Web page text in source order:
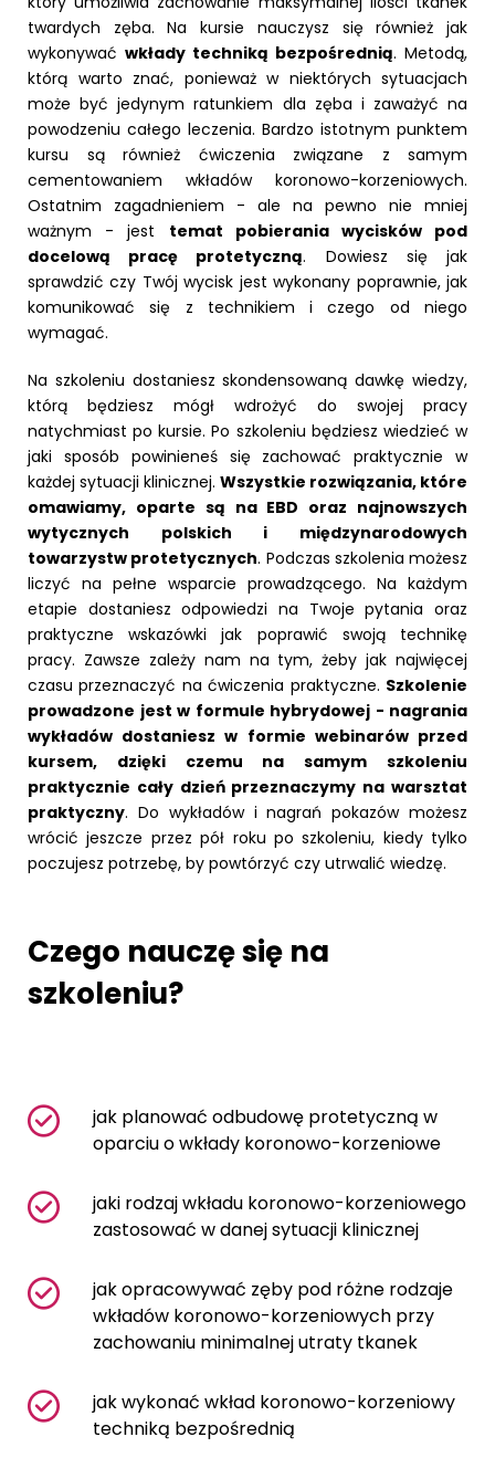
twardych zęba. Na kursie nauczysz się również jak
wykonywać wkłady techniką bezpośrednią. Metodą,
którą warto znać, ponieważ w niektórych sytuacjach
może być jedynym ratunkiem dla zęba i zaważyć na
powodzeniu całego leczenia. Bardzo istotnym punktem
kursu są również ćwiczenia związane z samym
cementowaniem wkładów koronowo-korzeniowych.
Ostatnim zagadnieniem - ale na pewno nie mniej
ważnym - jest temat pobierania wycisków pod
docelową pracę protetyczną. Dowiesz się jak
sprawdzić czy Twój wycisk jest wykonany poprawnie, jak
komunikować się z technikiem i czego od niego
wymagać.
Na szkoleniu dostaniesz skondensowaną dawkę wiedzy,
którą będziesz mógł wdrożyć do swojej pracy
natychmiast po kursie. Po szkoleniu będziesz wiedzieć w
jaki sposób powinieneś się zachować praktycznie w
każdej sytuacji klinicznej. Wszystkie rozwiązania, które
omawiamy, oparte są na EBD oraz najnowszych
wytycznych polskich i międzynarodowych
towarzystw protetycznych. Podczas szkolenia możesz
liczyć na pełne wsparcie prowadzącego. Na każdym
etapie dostaniesz odpowiedzi na Twoje pytania oraz
praktyczne wskazówki jak poprawić swoją technikę
pracy. Zawsze zależy nam na tym, żeby jak najwięcej
czasu przeznaczyć na ćwiczenia praktyczne. Szkolenie
prowadzone jest w formule hybrydowej - nagrania
wykładów dostaniesz w formie webinarów przed
kursem, dzięki czemu na samym szkoleniu
praktycznie cały dzień przeznaczymy na warsztat
praktyczny. Do wykładów i nagrań pokazów możesz
wrócić jeszcze przez pół roku po szkoleniu, kiedy tylko
poczujesz potrzebę, by powtórzyć czy utrwalić wiedzę.
Czego nauczę się na
szkoleniu?
jak planować odbudowę protetyczną w
oparciu o wkłady koronowo-korzeniowe
jaki rodzaj wkładu koronowo-korzeniowego
zastosować w danej sytuacji klinicznej
jak opracowywać zęby pod różne rodzaje
wkładów koronowo-korzeniowych przy
zachowaniu minimalnej utraty tkanek
jak wykonać wkład koronowo-korzeniowy
techniką bezpośrednią